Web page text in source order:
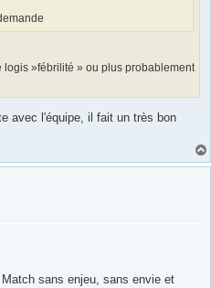
logis »fébrilité » ou plus probablement
avec l'équipe, il fait un très bon
Match sans enjeu, sans envie et